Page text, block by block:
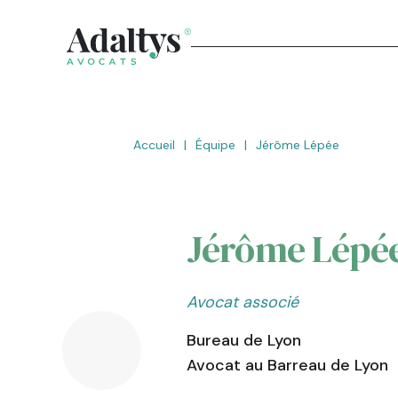
Accueil | Équipe | Jérôme Lépée
Jérôme
Avocat associé
Bureau de Lyon
Avocat au Barreau de Lyon